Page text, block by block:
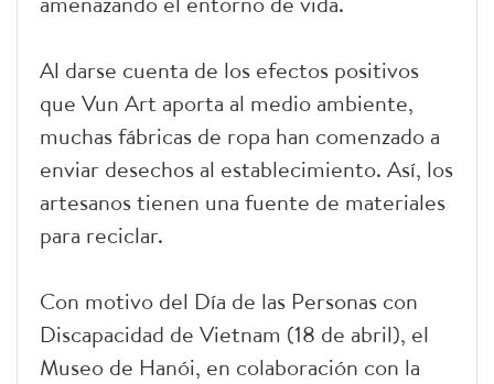
Al darse cuenta de los efectos positivos
que Vun Art aporta al medio ambiente,
muchas fábricas de ropa han comenzado a
enviar desechos al establecimiento. Así, los
artesanos tienen una fuente de materiales
para reciclar.
Con motivo del Día de las Personas con
Discapacidad de Vietnam (18 de abril), el
Museo de Hanói, en colaboración con la